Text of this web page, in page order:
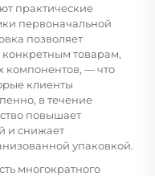
практические
первоначальной
позволяет
конкретным товарам,
компонентов, — что
клиенты
в течение
повышает
и снижает
упаковкой.
многократного